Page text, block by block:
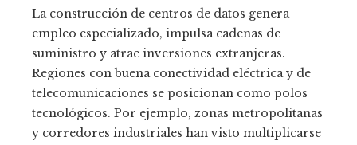
La construcción de centros de datos genera
empleo especializado, impulsa cadenas de
suministro y atrae inversiones extranjeras.
Regiones con buena conectividad eléctrica y de
telecomunicaciones se posicionan como polos
tecnológicos. Por ejemplo, zonas metropolitanas
y corredores industriales han visto multiplicarse